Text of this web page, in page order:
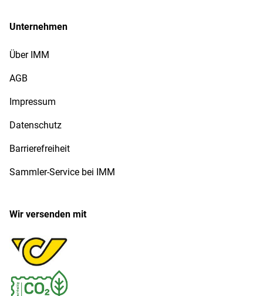
Unternehmen
Über IMM
AGB
Impressum
Datenschutz
Barrierefreiheit
Sammler-Service bei IMM
Wir versenden mit